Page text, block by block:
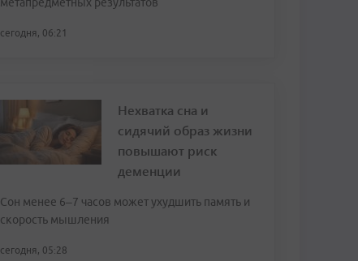
сегодня, 06:21
Нехватка сна и
сидячий образ жизни
повышают риск
деменции
Сон менее 6–7 часов может ухудшить память и
скорость мышления
сегодня, 05:28